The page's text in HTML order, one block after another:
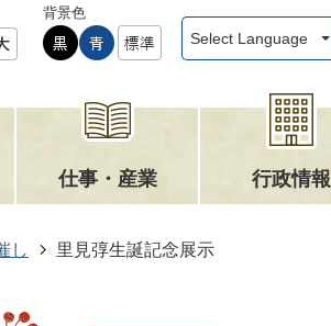
背景色
仕事・産業 行政情報
し 里見弴生誕記念展示